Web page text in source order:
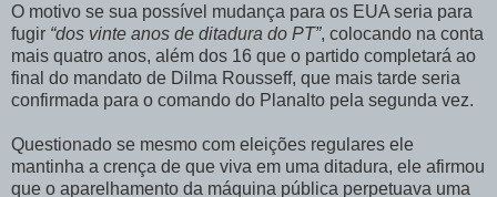
O motivo se sua possível mudança para os EUA seria para
fugir “dos vinte anos de ditadura do PT”, colocando na conta
mais quatro anos, além dos 16 que o partido completará ao
final do mandato de Dilma Rousseff, que mais tarde seria
confirmada para o comando do Planalto pela segunda vez.
Questionado se mesmo com eleições regulares ele
mantinha a crença de que viva em uma ditadura, ele afirmou
que o aparelhamento da máquina pública perpetuava uma